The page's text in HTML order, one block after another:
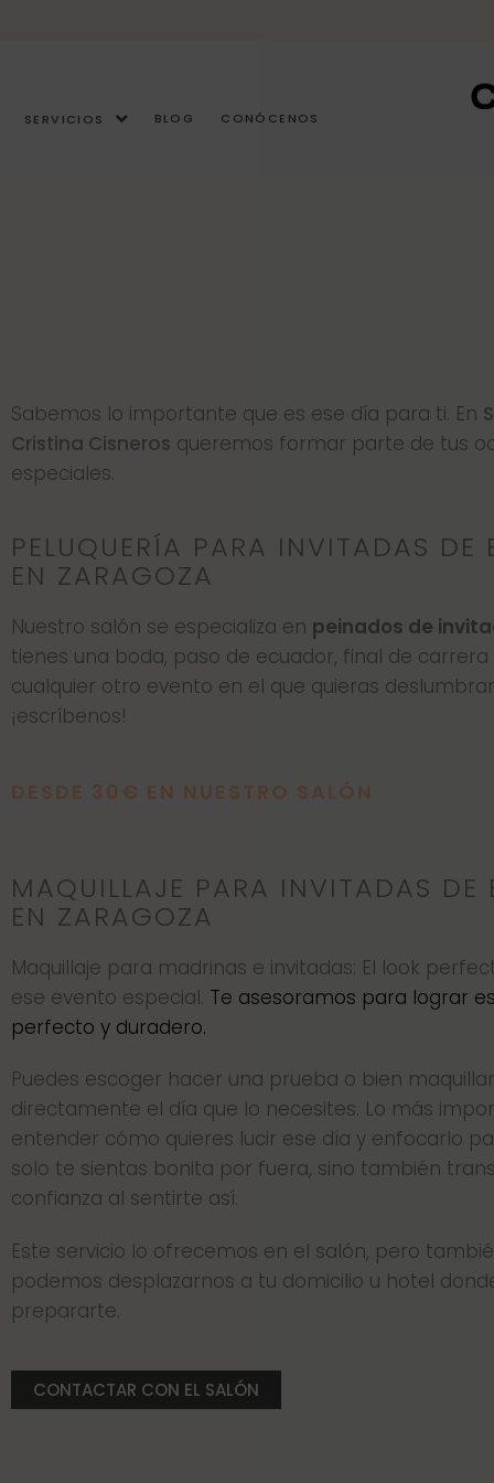
SERVICIOS BLOG CONÓCENOS
Sabemos lo importante que es ese día para ti. En
Cristina Cisneros queremos formar parte de tus
especiales.
PELUQUERÍA PARA INVITADAS DE
EN ZARAGOZA
Nuestro salón se especializa en peinados de
tienes una boda, paso de ecuador, final de carrera
cualquier otro evento en el que quieras
¡escríbenos!
DESDE 30€ EN NUESTRO SALÓN
MAQUILLAJE PARA INVITADAS DE
EN ZARAGOZA
Maquillaje para madrinas e invitadas: El look
ese evento especial. Te asesoramos para lograr
perfecto y duradero.
Puedes escoger hacer una prueba o bien
directamente el día que lo necesites. Lo más
entender cómo quieres lucir ese día y enfocarlo
solo te sientas bonita por fuera, sino también
confianza al sentirte así.
Este servicio lo ofrecemos en el salón, pero
podemos desplazarnos a tu domicilio u hotel
prepararte.
CONTACTAR CON EL SALÓN